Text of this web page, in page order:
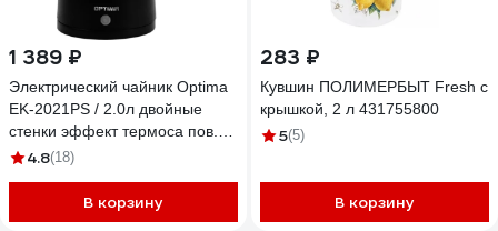
1 389 ₽
Электрический чайник Optima
EK-2021PS / 2.0л двойные
стенки эффект термоса пов.
на 360 град. 2000Вт / 2000542
4.8(18)
В корзину
283 ₽
Кувшин ПОЛИМЕРБЫТ Fresh с
крышкой, 2 л 431755800
5(5)
В корзину